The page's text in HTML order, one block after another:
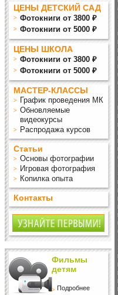
ЦЕНЫ ДЕТСКИЙ САД
Фотокниги от 3800 ₽
Фотокниги от 5000 ₽
ЦЕНЫ ШКОЛА
Фотокниги от 3800 ₽
Фотокниги от 5000 ₽
МАСТЕР-КЛАССЫ
График проведения МК
Обновляемые
видеокурсы
Распродажа курсов
Статьи
Основы фотографии
Игровая фотография
Копилка опыта
Контакты
Фильмы
детям
Подробнее